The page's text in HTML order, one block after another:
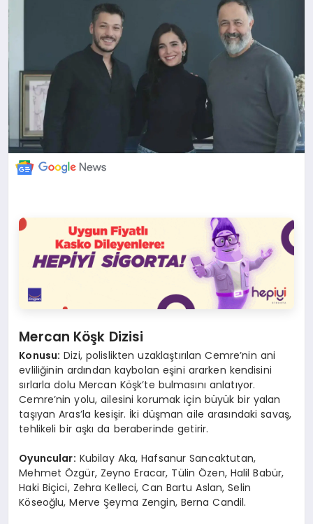
BILIM VE TEKNOLOJI
OTOMOBIL
KÜNYE
Mercan Köşk Dizisi
Konusu: Dizi, polislikten uzaklaştırılan Cemre’nin ani
evliliğinin ardından kaybolan eşini ararken kendisini
sırlarla dolu Mercan Köşk’te bulmasını anlatıyor.
Cemre’nin yolu, ailesini korumak için büyük bir yalan
taşıyan Aras’la kesişir. İki düşman aile arasındaki savaş,
tehlikeli bir aşkı da beraberinde getirir.
Oyuncular: Kubilay Aka, Hafsanur Sancaktutan,
Mehmet Özgür, Zeyno Eracar, Tülin Özen, Halil Babür,
Haki Biçici, Zehra Kelleci, Can Bartu Aslan, Selin
Köseoğlu, Merve Şeyma Zengin, Berna Candil.